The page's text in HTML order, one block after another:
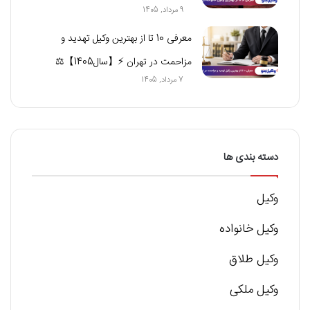
9 مرداد, 1405
معرفی 10 تا از بهترین وکیل تهدید و
مزاحمت در تهران ⚡【سال1405】⚖
7 مرداد, 1405
دسته بندی ها
وکیل
وکیل خانواده
وکیل طلاق
وکیل ملکی